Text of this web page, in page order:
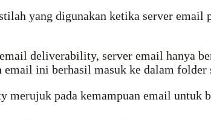
yang digunakan ketika server email
deliverability, server email hanya
email ini berhasil masuk ke dalam
pada kemampuan email untuk